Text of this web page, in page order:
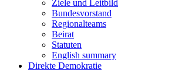
Main menuZiele und Leitbild
Bundesvorstand
Regionalteams
Beirat
Statuten
English summary
Direkte Demokratie